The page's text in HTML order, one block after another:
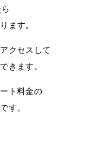
ます。
クセスして
きます。
ト料金の
す。